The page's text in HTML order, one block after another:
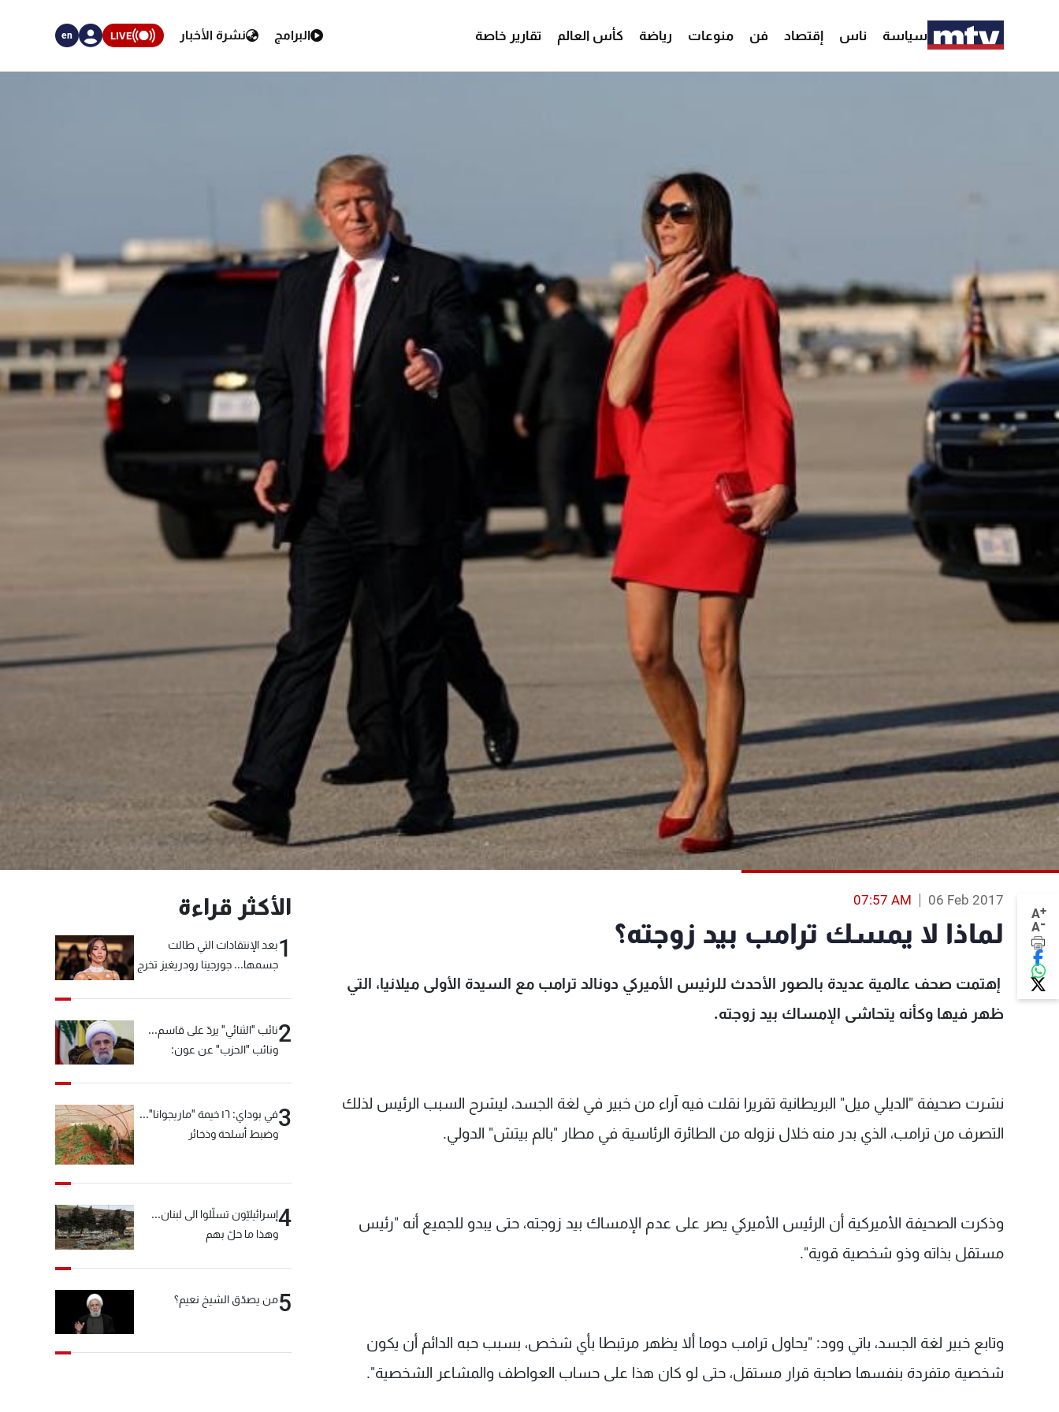
سياسة ناس إقتصاد فن منوعات رياضة كأس العالم تقارير خاصة البرامج نشرة الأخبار LIVE
en
A+
A-
06 Feb 2017
07:57 AM
لماذا لا يمسك ترامب بيد زوجته؟
إهتمت صحف عالمية عديدة بالصور الأحدث للرئيس الأميركي دونالد ترامب مع السيدة الأولى ميلانيا، التي
ظهر فيها وكأنه يتحاشى الإمساك بيد زوجته.
نشرت صحيفة "الديلي ميل" البريطانية تقريرا نقلت فيه آراء من خبير في لغة الجسد، ليشرح السبب الرئيس لذلك
التصرف من ترامب، الذي بدر منه خلال نزوله من الطائرة الرئاسية في مطار "بالم بيتش" الدولي.
وذكرت الصحيفة الأميركية أن الرئيس الأميركي يصر على عدم الإمساك بيد زوجته، حتى يبدو للجميع أنه "رئيس
مستقل بذاته وذو شخصية قوية".
وتابع خبير لغة الجسد، باتي وود: "يحاول ترامب دوما ألا يظهر مرتبطا بأي شخص، بسبب حبه الدائم أن يكون
شخصية متفردة بنفسها صاحبة قرار مستقل، حتى لو كان هذا على حساب العواطف والمشاعر الشخصية".
الأكثر قراءة
1بعد الإنتقادات التي طالت
جسمها... جورجينا رودريغيز تخرج
2نائب "الثنائي" يردّ على قاسم...
ونائب "الحزب" عن عون:
3
في بوداي: ١٦ خيمة "ماريجوانا"...
وضبط أسلحة وذخائر
4إسرائيليّون تسلّلوا الى لبنان...
وهذا ما حلّ بهم
5من يصدّق الشيخ نعيم؟